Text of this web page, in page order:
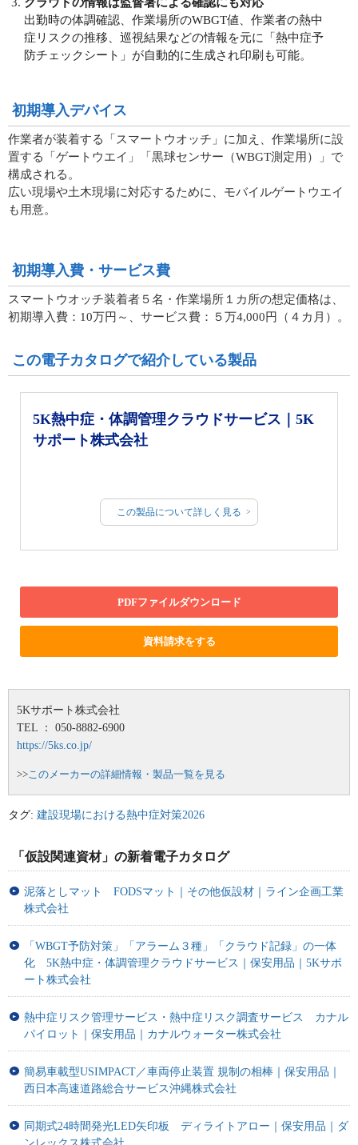
出勤時の体調確認、作業場所のWBGT値、作業者の熱中
症リスクの推移、巡視結果などの情報を元に「熱中症予
防チェックシート」が自動的に生成され印刷も可能。
初期導入デバイス
作業者が装着する「スマートウオッチ」に加え、作業場所に設
置する「ゲートウエイ」「黒球センサー（WBGT測定用）」で
構成される。
広い現場や土木現場に対応するために、モバイルゲートウエイ
も用意。
初期導入費・サービス費
スマートウオッチ装着者５名・作業場所１カ所の想定価格は、
初期導入費：10万円～、サービス費：５万4,000円（４カ月）。
この電子カタログで紹介している製品
5K熱中症・体調管理クラウドサービス｜5K
サポート株式会社
この製品について詳しく見る
PDFファイルダウンロード
資料請求をする
5Kサポート株式会社
TEL ： 050-8882-6900
https://5ks.co.jp/
>> このメーカーの詳細情報・製品一覧を見る
タグ: 建設現場における熱中症対策2026
「仮設関連資材」の新着電子カタログ
泥落としマット FODSマット｜その他仮設材｜ライン企画工業
株式会社
「WBGT予防対策」「アラーム３種」「クラウド記録」の一体
化 5K熱中症・体調管理クラウドサービス｜保安用品｜5Kサポ
ート株式会社
熱中症リスク管理サービス・熱中症リスク調査サービス カナル
パイロット｜保安用品｜カナルウォーター株式会社
簡易車載型USIMPACT／車両停止装置 規制の相棒｜保安用品｜
西日本高速道路総合サービス沖縄株式会社
同期式24時間発光LED矢印板 ディライトアロー｜保安用品｜ダ